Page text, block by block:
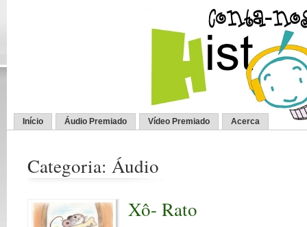
Início Áudio Premiado Vídeo Premiado Acerca
Categoria: Áudio
Xô- Rato